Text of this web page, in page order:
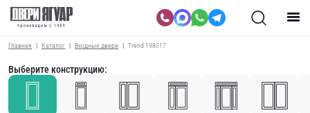
Главная Каталог Входные двери Trend 198017
Выберите конструкцию: